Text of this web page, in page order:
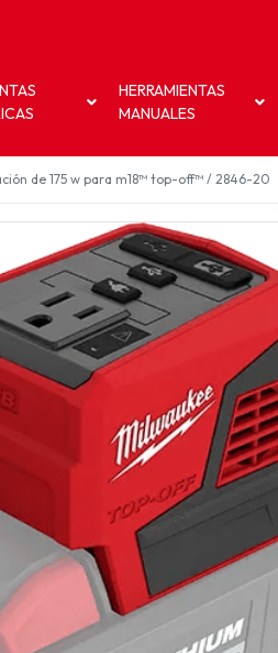
HERRAMIENTAS
MANUALES
de 175 w para m18™ top-off™ / 2846-20